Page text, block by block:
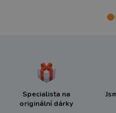
Specialista na
originální dárky